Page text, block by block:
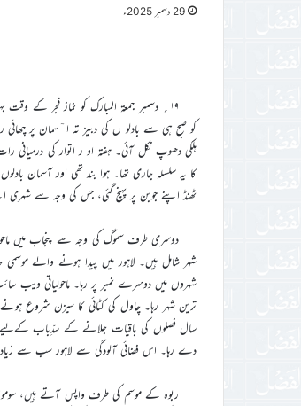
29 دسمبر 2025ء
۱۹؍ دسمبر جمعۃ المبارک کو نماز فجر کے
کو صبح ہی سے بادلو ں کی دبیز تہ ا ٓسمان پر
ہلکی دھوپ نکل آئی۔ ہفتہ او ر اتوار کی
کا یہ سلسلہ جاری تھا۔ ہوا بند تھی اور آسمان
ٹھنڈ اپنے جوبن پر پہنچ گئی، جس کی وجہ سے شہری
دوسری طرف سموگ کی وجہ سے پنجاب میں
شہر شامل ہیں۔ لاہور میں پیدا ہونے والے
ترین شہر رہا۔ چاول کی کٹائی کا سیزن شروع
سال فصلوں کی باقیات جلانے کے سدِّباب کےليے
دے رہا۔ اس فضائی آلودگی سے لاہور سب سے
ربوہ کے موسم کی طرف واپس آتے ہیں، سوموار